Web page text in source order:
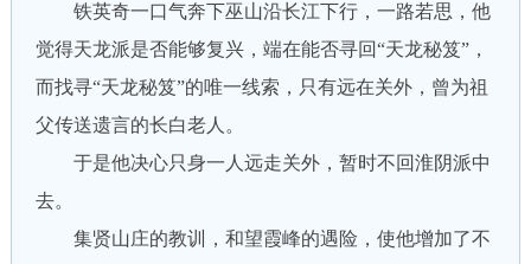
铁英奇一口气奔下巫山沿长江下行，一路若思，他
觉得天龙派是否能够复兴，端在能否寻回“天龙秘笈”，
而找寻“天龙秘笈”的唯一线索，只有远在关外，曾为祖
父传送遗言的长白老人。
于是他决心只身一人远走关外，暂时不回淮阴派中
去。
集贤山庄的教训，和望霞峰的遇险，使他增加了不